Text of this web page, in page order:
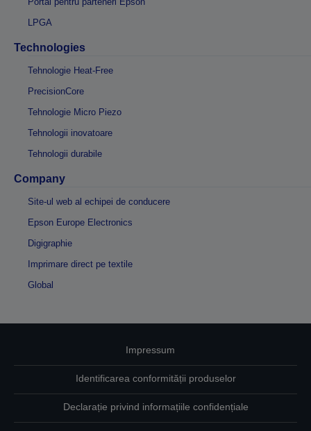
LPGA
Technologies
Tehnologie Heat-Free
PrecisionCore
Tehnologie Micro Piezo
Tehnologii inovatoare
Tehnologii durabile
Company
Site-ul web al echipei de conducere
Epson Europe Electronics
Digigraphie
Imprimare direct pe textile
Global
Impressum
Identificarea conformității produselor
Declarație privind informațiile confidențiale